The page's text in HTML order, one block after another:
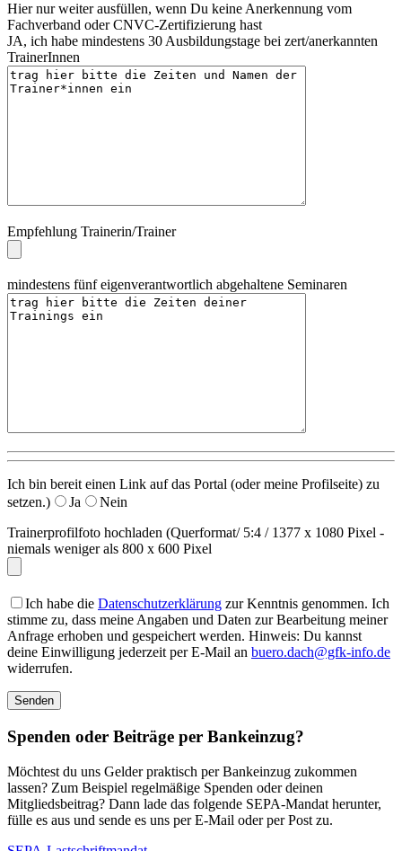
Hier nur weiter ausfüllen, wenn Du keine Anerkennung vom
Fachverband oder CNVC-Zertifizierung hast
JA, ich habe mindestens 30 Ausbildungstage bei zert/anerkannten
TrainerInnen
Empfehlung Trainerin/Trainer
mindestens fünf eigenverantwortlich abgehaltene Seminaren
Ich bin bereit einen Link auf das Portal (oder meine Profilseite) zu
setzen.)
Ja
Nein
Trainerprofilfoto hochladen (Querformat/ 5:4 / 1377 x 1080 Pixel -
niemals weniger als 800 x 600 Pixel
Ich habe die Datenschutzerklärung zur Kenntnis genommen. Ich
stimme zu, dass meine Angaben und Daten zur Bearbeitung meiner
Anfrage erhoben und gespeichert werden. Hinweis: Du kannst
deine Einwilligung jederzeit per E-Mail an buero.dach@gfk-info.de
widerrufen.
Spenden oder Beiträge per Bankeinzug?
Möchtest du uns Gelder praktisch per Bankeinzug zukommen
lassen? Zum Beispiel regelmäßige Spenden oder deinen
Mitgliedsbeitrag? Dann lade das folgende SEPA-Mandat herunter,
fülle es aus und sende es uns per E-Mail oder per Post zu.